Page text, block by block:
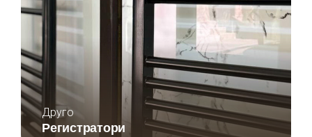
Друго
Регистратори